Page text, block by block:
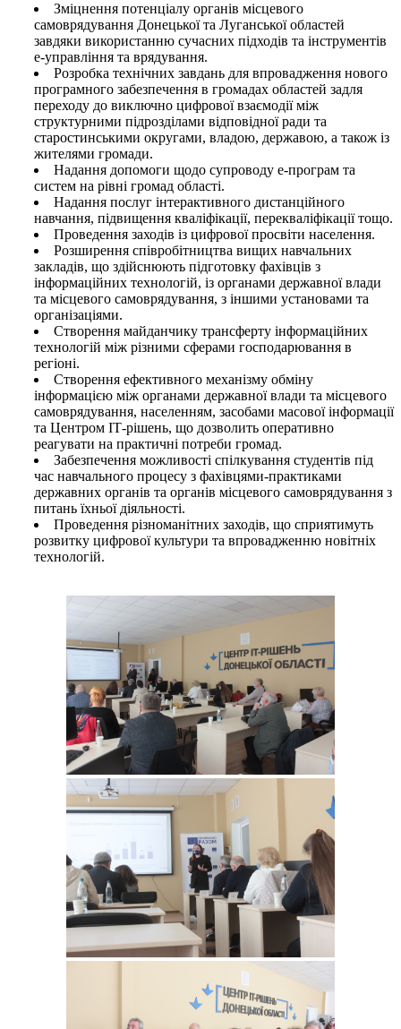
Зміцнення потенціалу органів місцевого
самоврядування Донецької та Луганської областей
завдяки використанню сучасних підходів та інструментів
е-управління та врядування.
Розробка технічних завдань для впровадження нового
програмного забезпечення в громадах областей задля
переходу до виключно цифрової взаємодії між
структурними підрозділами відповідної ради та
старостинськими округами, владою, державою, а також із
жителями громади.
Надання допомоги щодо супроводу е-програм та
систем на рівні громад області.
Надання послуг інтерактивного дистанційного
навчання, підвищення кваліфікації, перекваліфікації тощо.
Проведення заходів із цифрової просвіти населення.
Розширення співробітництва вищих навчальних
закладів, що здійснюють підготовку фахівців з
інформаційних технологій, із органами державної влади
та місцевого самоврядування, з іншими установами та
організаціями.
Створення майданчику трансферту інформаційних
технологій між різними сферами господарювання в
регіоні.
Створення ефективного механізму обміну
інформацією між органами державної влади та місцевого
самоврядування, населенням, засобами масової інформації
та Центром ІТ-рішень, що дозволить оперативно
реагувати на практичні потреби громад.
Забезпечення можливості спілкування студентів під
час навчального процесу з фахівцями-практиками
державних органів та органів місцевого самоврядування з
питань їхньої діяльності.
Проведення різноманітних заходів, що сприятимуть
розвитку цифрової культури та впровадженню новітніх
технологій.